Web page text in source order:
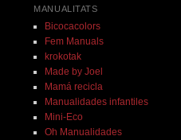
MANUALITATS
Bicocacolors
Fem Manuals
krokotak
Made by Joel
Mamá recicla
Manualidades infantiles
Mini-Eco
Oh Manualidades